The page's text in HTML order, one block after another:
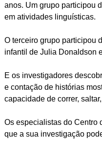
anos. Um grupo participou
em atividades linguísticas.
O terceiro grupo participou
infantil de Julia Donaldson
E os investigadores
e contação de histórias
capacidade de correr,
Os especialistas do Centro
que a sua investigação